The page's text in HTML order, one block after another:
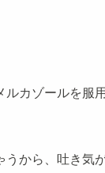
ルカゾールを服
うから、吐き気